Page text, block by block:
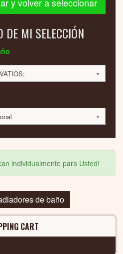
DE MI SELECCIÓN
individualmente para Usted!
de baño
CART